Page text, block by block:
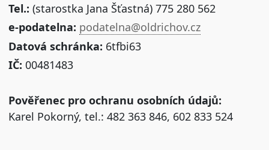
Tel.: (starostka Jana Šťastná) 775 280 562
e-podatelna: podatelna@oldrichov.cz
Datová schránka: 6tfbi63
IČ: 00481483
Pověřenec pro ochranu osobních údajů:
Karel Pokorný, tel.: 482 363 846, 602 833 524